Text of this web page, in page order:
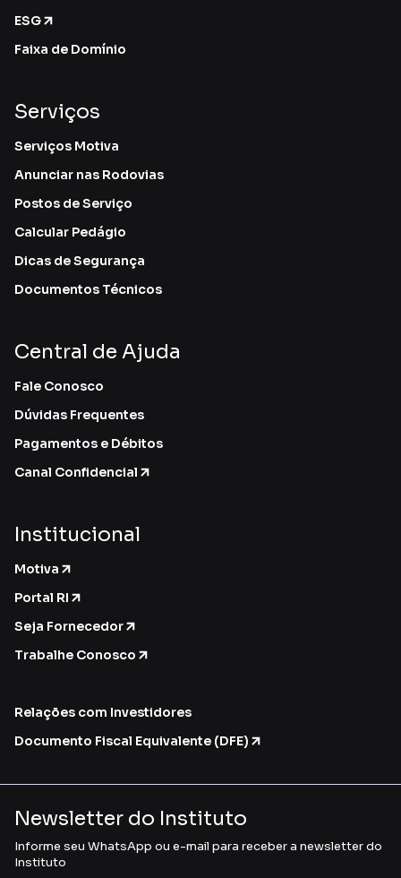
ESG
Faixa de Domínio
Serviços
Serviços Motiva
Anunciar nas Rodovias
Postos de Serviço
Calcular Pedágio
Dicas de Segurança
Documentos Técnicos
Central de Ajuda
Fale Conosco
Dúvidas Frequentes
Pagamentos e Débitos
Canal Confidencial
Institucional
Motiva
Portal RI
Seja Fornecedor
Trabalhe Conosco
Relações com Investidores
Documento Fiscal Equivalente (DFE)
Newsletter do Instituto
Informe seu WhatsApp ou e-mail para receber a newsletter do
Instituto